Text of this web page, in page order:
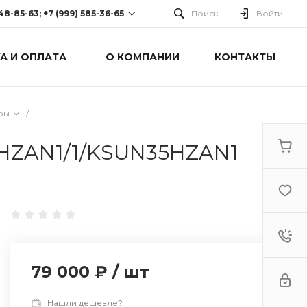
85-63; +7 (999) 585-36-65
63; +7 (999) 585-36-65
Поиск Войти
И ОПЛАТА О КОМПАНИИ КОНТАКТЫ
/
1/KSUN35HZAN1
79 000 ₽ / шт
Нашли дешевле?